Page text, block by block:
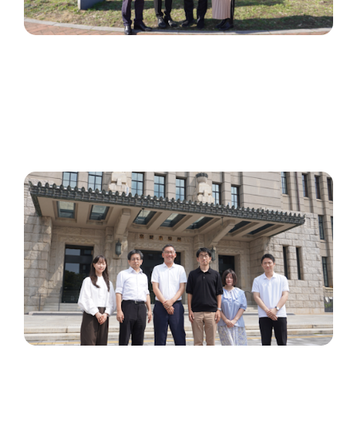
京都市がIVR（自動音声応答）を活用し市民が24時間
いつでも適切に情報を得られる仕組み作りのための実
証実験を実施【前編】
国内事例